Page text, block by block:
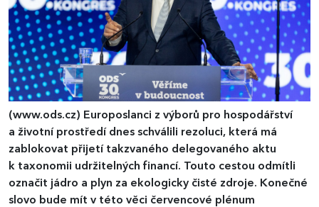
(www.ods.cz) Europoslanci z výborů pro hospodářství
a životní prostředí dnes schválili rezoluci, která má
zablokovat přijetí takzvaného delegovaného aktu
k taxonomii udržitelných financí. Touto cestou odmítli
označit jádro a plyn za ekologicky čisté zdroje. Konečné
slovo bude mít v této věci červencové plénum